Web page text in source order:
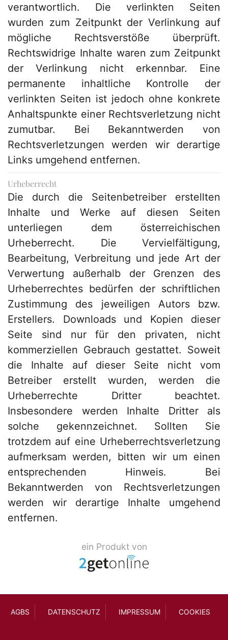
verantwortlich. Die verlinkten Seiten
wurden zum Zeitpunkt der Verlinkung auf
mögliche Rechtsverstöße überprüft.
Rechtswidrige Inhalte waren zum Zeitpunkt
der Verlinkung nicht erkennbar. Eine
permanente inhaltliche Kontrolle der
verlinkten Seiten ist jedoch ohne konkrete
Anhaltspunkte einer Rechtsverletzung nicht
zumutbar. Bei Bekanntwerden von
Rechtsverletzungen werden wir derartige
Links umgehend entfernen.
Urheberrecht
Die durch die Seitenbetreiber erstellten
Inhalte und Werke auf diesen Seiten
unterliegen dem österreichischen
Urheberrecht. Die Vervielfältigung,
Bearbeitung, Verbreitung und jede Art der
Verwertung außerhalb der Grenzen des
Urheberrechtes bedürfen der schriftlichen
Zustimmung des jeweiligen Autors bzw.
Erstellers. Downloads und Kopien dieser
Seite sind nur für den privaten, nicht
kommerziellen Gebrauch gestattet. Soweit
die Inhalte auf dieser Seite nicht vom
Betreiber erstellt wurden, werden die
Urheberrechte Dritter beachtet.
Insbesondere werden Inhalte Dritter als
solche gekennzeichnet. Sollten Sie
trotzdem auf eine Urheberrechtsverletzung
aufmerksam werden, bitten wir um einen
entsprechenden Hinweis. Bei
Bekanntwerden von Rechtsverletzungen
werden wir derartige Inhalte umgehend
entfernen.
ein Produkt von
AGBS DATENSCHUTZ IMPRESSUM COOKIES